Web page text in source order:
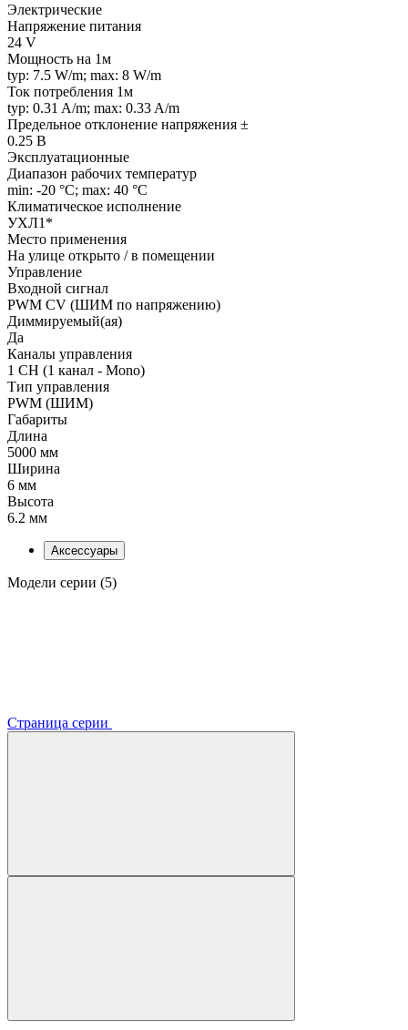
Электрические
Напряжение питания
24 V
Мощность на 1м
typ: 7.5 W/m; max: 8 W/m
Ток потребления 1м
typ: 0.31 A/m; max: 0.33 A/m
Предельное отклонение напряжения ±
0.25 В
Эксплуатационные
Диапазон рабочих температур
min: -20 °C; max: 40 °C
Климатическое исполнение
УХЛ1*
Место применения
На улице открыто / в помещении
Управление
Входной сигнал
PWM СV (ШИМ по напряжению)
Диммируемый(ая)
Да
Каналы управления
1 CH (1 канал - Mono)
Тип управления
PWM (ШИМ)
Габариты
Длина
5000 мм
Ширина
6 мм
Высота
6.2 мм
Аксессуары
Модели серии (5)
Страница серии